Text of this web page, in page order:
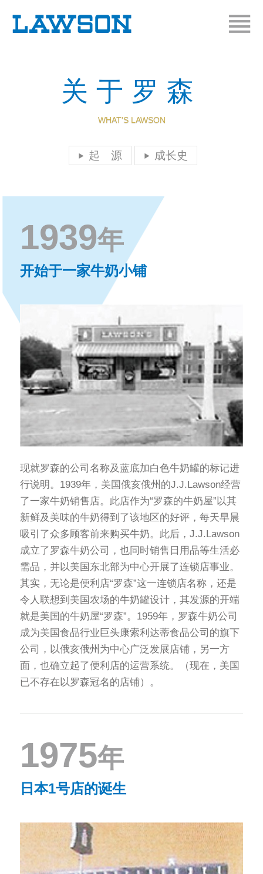
关于罗森
WHAT'S LAWSON
起 源 成长史
1939年
开始于一家牛奶小铺
现就罗森的公司名称及蓝底加白色牛奶罐的标记进
行说明。1939年，美国俄亥俄州的J.J.Lawson经营
了一家牛奶销售店。此店作为“罗森的牛奶屋”以其
新鲜及美味的牛奶得到了该地区的好评，每天早晨
吸引了众多顾客前来购买牛奶。此后，J.J.Lawson
成立了罗森牛奶公司，也同时销售日用品等生活必
需品，并以美国东北部为中心开展了连锁店事业。
其实，无论是便利店“罗森”这一连锁店名称，还是
令人联想到美国农场的牛奶罐设计，其发源的开端
就是美国的牛奶屋“罗森”。1959年，罗森牛奶公司
成为美国食品行业巨头康索利达蒂食品公司的旗下
公司，以俄亥俄州为中心广泛发展店铺，另一方
面，也确立起了便利店的运营系统。（现在，美国
已不存在以罗森冠名的店铺）。
1975年
日本1号店的诞生